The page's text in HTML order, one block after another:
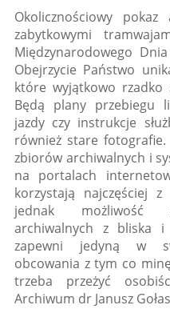
Okolicznościowy
zabytkowymi
Międzynarodowego
Obejrzycie Państwo
które wyjątkowo rzadko
Będą plany przebiegu
jazdy czy instrukcje
również stare
zbiorów archiwalnych i
na portalach
korzystają najczęściej
jednak możliwość
archiwalnych z bliska i
zapewni jedyną w
obcowania z tym co
trzeba przeżyć
Archiwum dr Janusz